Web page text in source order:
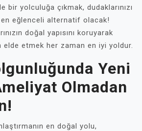
bir yolculuğa çıkmak, dudaklarınızı
eğlenceli alternatif olacak!
doğal yapısını koruyarak
elde etmek her zaman en iyi yoldur.
Yeni
Olmadan
en doğal yolu,